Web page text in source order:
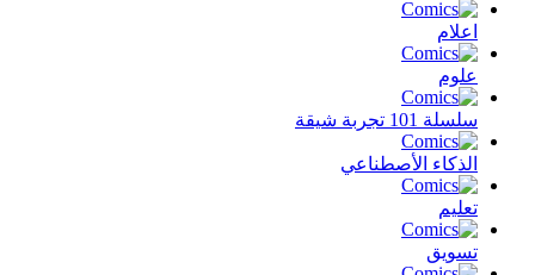
اعلام
علوم
سلسلة 101 تجربة شيقة
الذكاء الأصطناعي
تعليم
تسويق